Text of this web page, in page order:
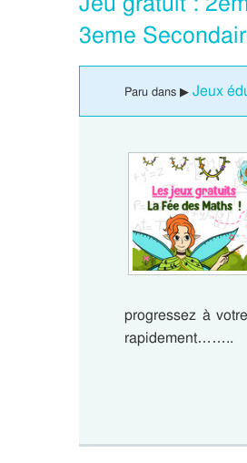
3eme
Paru dans ▶ Jeux
progressez à
rapidement……..